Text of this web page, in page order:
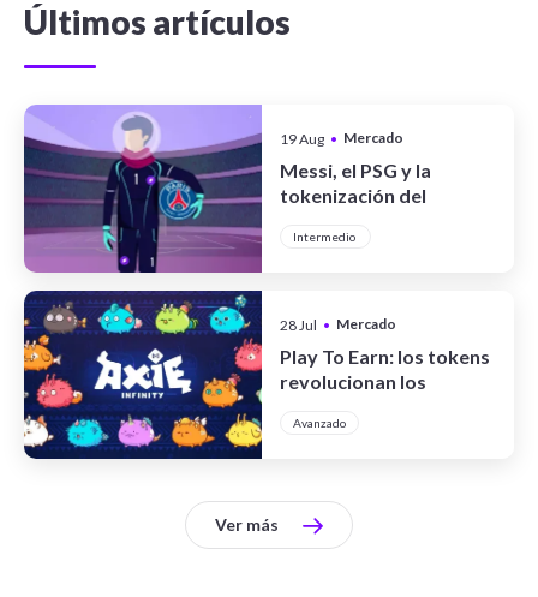
Últimos artículos
19 Aug • Mercado
Messi, el PSG y la
tokenización del
Intermedio
28 Jul • Mercado
Play To Earn: los tokens
revolucionan los
Avanzado
Ver más